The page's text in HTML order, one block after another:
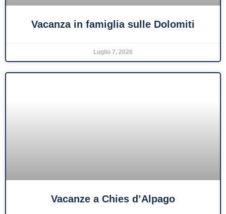
Vacanza in famiglia sulle Dolomiti
Luglio 7, 2026
Vacanze a Chies d’Alpago